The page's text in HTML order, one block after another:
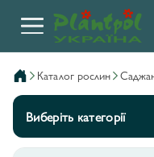
каталог рослин
Виберіть категорії